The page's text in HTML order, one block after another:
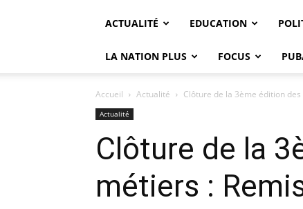
ACTUALITÉ EDUCATION
LA NATION PLUS FOCUS
Accueil Actualité Clôture de la 3ème édition
Actualité
Clôture de la
métiers :